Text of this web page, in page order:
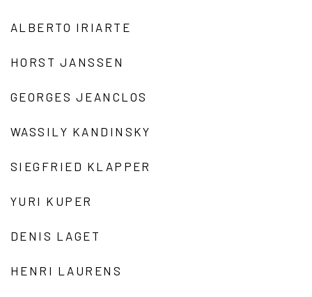
ALBERTO IRIARTE
HORST JANSSEN
GEORGES JEANCLOS
WASSILY KANDINSKY
SIEGFRIED KLAPPER
YURI KUPER
DENIS LAGET
HENRI LAURENS